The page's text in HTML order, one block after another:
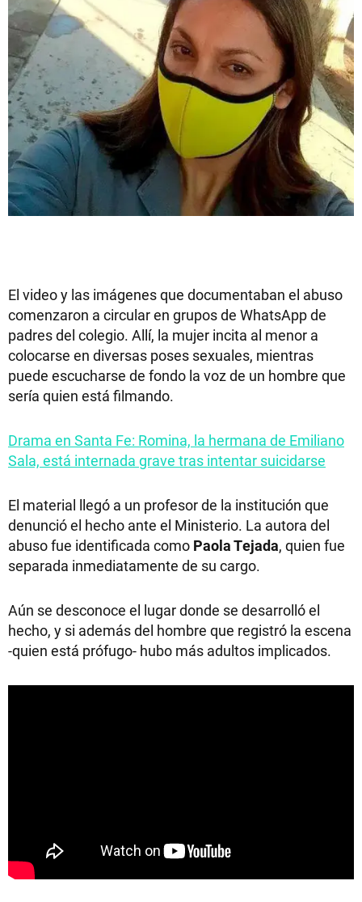
El video y las imágenes que documentaban el abuso
comenzaron a circular en grupos de WhatsApp de
padres del colegio. Allí, la mujer incita al menor a
colocarse en diversas poses sexuales, mientras
puede escucharse de fondo la voz de un hombre que
sería quien está filmando.
Drama en Santa Fe: Romina, la hermana de Emiliano
Sala, está internada grave tras intentar suicidarse
El material llegó a un profesor de la institución que
denunció el hecho ante el Ministerio. La autora del
abuso fue identificada como Paola Tejada, quien fue
separada inmediatamente de su cargo.
Aún se desconoce el lugar donde se desarrolló el
hecho, y si además del hombre que registró la escena
-quien está prófugo- hubo más adultos implicados.